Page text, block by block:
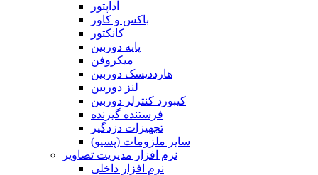
آداپتور
باکس و کاور
کانکتور
پایه دوربین
میکروفن
هارددیسک دوربین
لنز دوربین
کیبورد کنترلر دوربین
فرستنده گیرنده
تجهیزات دزدگیر
سایر ملزومات (پسیو)
نرم افزار مدیریت تصاویر
نرم افزار داخلی